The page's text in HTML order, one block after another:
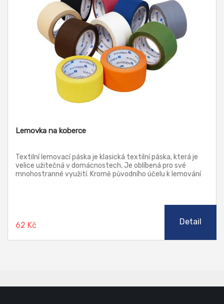
Lemovka na koberce
Textilní lemovací páska je klasická textilní páska, která je
velice užitečná v domácnostech. Je oblíbená pro své
mnohostranné využití. Kromě původního účelu k lemování
62 Kč Detail